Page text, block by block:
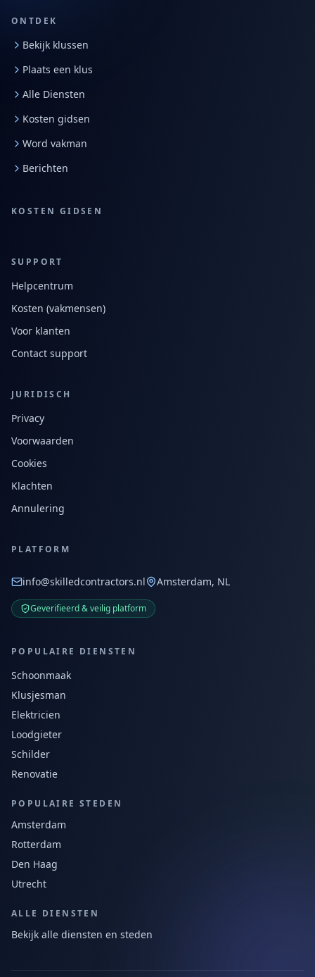
ONTDEK
Bekijk klussen
Plaats een klus
Alle Diensten
Kosten gidsen
Word vakman
Berichten
KOSTEN GIDSEN
SUPPORT
Helpcentrum
Kosten (vakmensen)
Voor klanten
Contact support
JURIDISCH
Privacy
Voorwaarden
Cookies
Klachten
Annulering
PLATFORM
info@skilledcontractors.nl Amsterdam, NL
Geverifieerd & veilig platform
POPULAIRE DIENSTEN
Schoonmaak
Klusjesman
Elektricien
Loodgieter
Schilder
Renovatie
POPULAIRE STEDEN
Amsterdam
Rotterdam
Den Haag
Utrecht
ALLE DIENSTEN
Bekijk alle diensten en steden